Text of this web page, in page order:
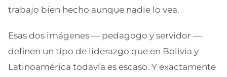
trabajo bien hecho aunque nadie lo vea.
Esas dos imágenes — pedagogo y servidor —
definen un tipo de liderazgo que en Bolivia y
Latinoamérica todavía es escaso. Y exactamente